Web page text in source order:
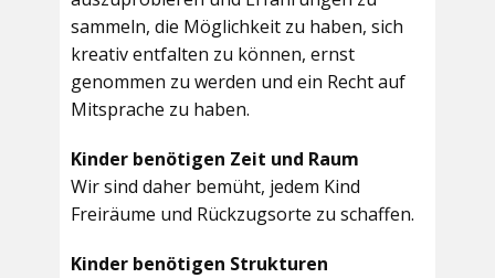
sammeln, die Möglichkeit zu haben, sich
kreativ entfalten zu können, ernst
genommen zu werden und ein Recht auf
Mitsprache zu haben.
Kinder benötigen Zeit und Raum
Wir sind daher bemüht, jedem Kind
Freiräume und Rückzugsorte zu schaffen.
Kinder benötigen Strukturen